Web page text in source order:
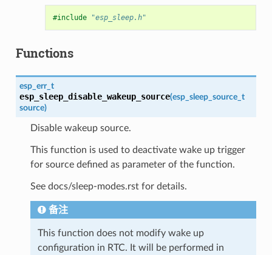
#include "esp_sleep.h"
Functions
esp_err_t
esp_sleep_disable_wakeup_source(esp_sleep_source_t
source)
Disable wakeup source.
This function is used to deactivate wake up trigger
for source defined as parameter of the function.
See docs/sleep-modes.rst for details.
备注
This function does not modify wake up
configuration in RTC. It will be performed in